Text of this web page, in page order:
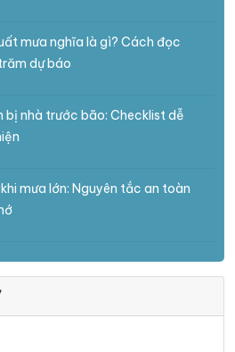
mưa nghĩa là gì? Cách đọc
dự báo
bị nhà trước bão: Checklist dễ
mưa lớn: Nguyên tắc an toàn